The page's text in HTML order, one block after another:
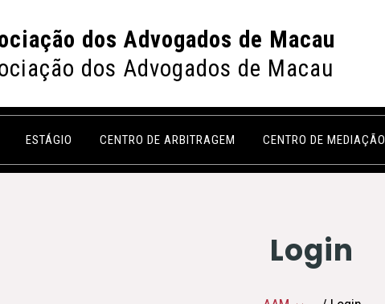
dos Advogados de Macau
dos Advogados de Macau
ESTÁGIO CENTRO DE ARBITRAGEM CENTRO DE MEDIAÇÃO
Login